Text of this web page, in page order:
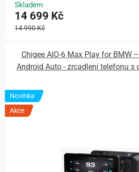
Skladem
14 699 Kč
14 990 Kč
Chigee AIO-6 Max Play for BMW
Android Auto - zrcadlení telefonu s
Novinka
Akce